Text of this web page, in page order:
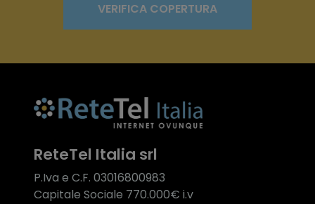
VERIFICA COPERTURA
ReteTel Italia srl
P.Iva e C.F. 03016800983
Capitale Sociale 770.000€ i.v